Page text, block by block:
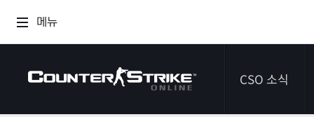
메뉴
CSO 소식